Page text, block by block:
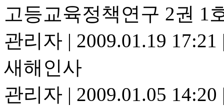
고등교육정책연구 2권 1
관리자 | 2009.01.19 17:21
새해인사
관리자 | 2009.01.05 14:20